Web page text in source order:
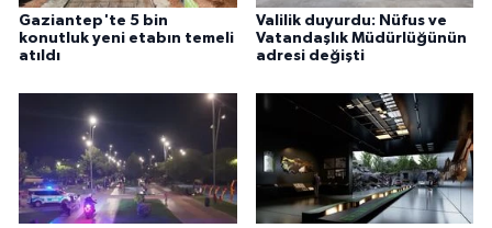
Gaziantep'te 5 bin
konutluk yeni etabın temeli
atıldı
Valilik duyurdu: Nüfus ve
Vatandaşlık Müdürlüğünün
adresi değişti